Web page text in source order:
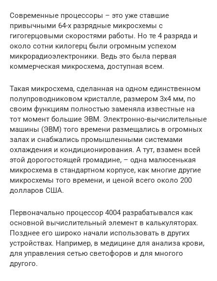
Современные процессоры – это уже ставшие
привычными 64-х разрядные микросхемы с
гигогерцовыми скоростями работы. Но те 4 разряда и
около сотни килогерц были огромным успехом
микрорадиоэлектроники. Ведь это была первая
коммерческая микросхема, доступная всем.
Такая микросхема, сделанная на одном единственном
полупроводниковом кристалле, размером 3х4 мм, по
своим функциям полностью заменяла известные на
тот момент большие ЭВМ. Электронно-вычислительные
машины (ЭВМ) того времени размещались в огромных
залах и снабжались промышленными системами
охлаждения и кондиционирования. А тут, взамен всей
этой дорогостоящей громадине, – одна малюсенькая
микросхема в стандартном корпусе, как многие другие
микросхемы того времени, и ценой всего около 200
долларов США.
Первоначально процессор 4004 разрабатывался как
основной вычислительный элемент в калькуляторах.
Позднее его широко начали использовать в других
устройствах. Например, в медицине для анализа крови,
для управления сетью светофоров и для многого
другого.